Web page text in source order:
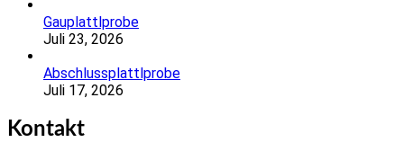
Gauplattlprobe
Juli 23, 2026
Abschlussplattlprobe
Juli 17, 2026
Kontakt